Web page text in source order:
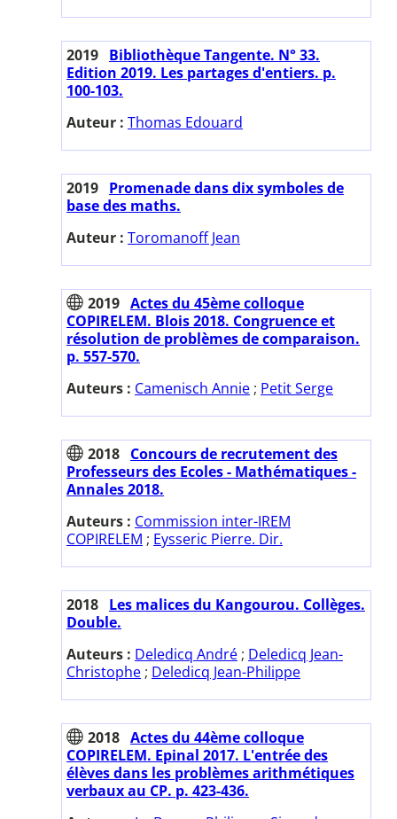
2019 Bibliothèque Tangente. N° 33.
Edition 2019. Les partages d'entiers. p.
100-103.
Auteur : Thomas Edouard
2019 Promenade dans dix symboles de
base des maths.
Auteur : Toromanoff Jean
2019 Actes du 45ème colloque
COPIRELEM. Blois 2018. Congruence et
résolution de problèmes de comparaison.
p. 557-570.
Auteurs : Camenisch Annie ; Petit Serge
2018 Concours de recrutement des
Professeurs des Ecoles - Mathématiques -
Annales 2018.
Auteurs : Commission inter-IREM
COPIRELEM ; Eysseric Pierre. Dir.
2018 Les malices du Kangourou. Collèges.
Double.
Auteurs : Deledicq André ; Deledicq Jean-
Christophe ; Deledicq Jean-Philippe
2018 Actes du 44ème colloque
COPIRELEM. Epinal 2017. L'entrée des
élèves dans les problèmes arithmétiques
verbaux au CP. p. 423-436.